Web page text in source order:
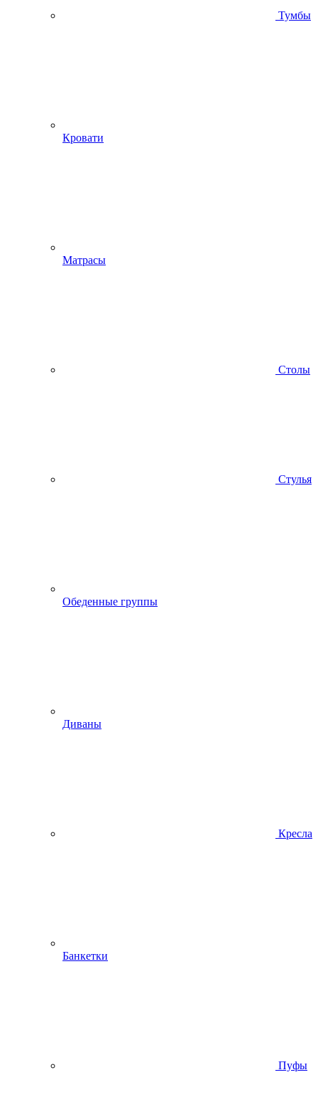
Тумбы
Кровати
Матрасы
Столы
Стулья
Обеденные группы
Диваны
Кресла
Банкетки
Пуфы